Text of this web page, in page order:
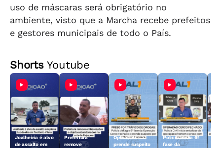
uso de máscaras será obrigatório no
ambiente, visto que a Marcha recebe prefeitos
e gestores municipais de todo o País.
ShortsYoutube
Joalheiria é alvo
de assalto em
Prefeitura
remove
Operação
prende suspeito
Polícia inicia 6ª
fase da